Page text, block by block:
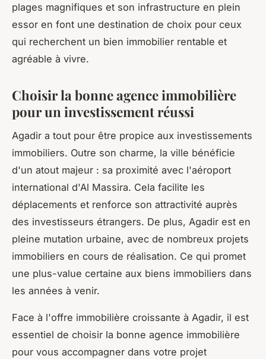
plages magnifiques et son infrastructure en plein
essor en font une destination de choix pour ceux
qui recherchent un bien immobilier rentable et
agréable à vivre.
Choisir la bonne agence immobilière
pour un investissement réussi
Agadir a tout pour être propice aux investissements
immobiliers. Outre son charme, la ville bénéficie
d'un atout majeur : sa proximité avec l'aéroport
international d'Al Massira. Cela facilite les
déplacements et renforce son attractivité auprès
des investisseurs étrangers. De plus, Agadir est en
pleine mutation urbaine, avec de nombreux projets
immobiliers en cours de réalisation. Ce qui promet
une plus-value certaine aux biens immobiliers dans
les années à venir.
Face à l'offre immobilière croissante à Agadir, il est
essentiel de choisir la bonne agence immobilière
pour vous accompagner dans votre projet